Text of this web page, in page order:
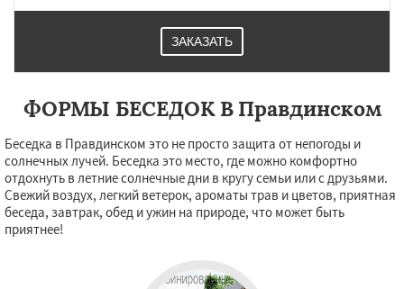
Решетниково Родники Свердловск
Томилино Тучково
Фосфоритный
ЗАКАЗАТЬ
ФОРМЫ БЕСЕДОК В Правдинском
Беседка в Правдинском это не просто защита от непогоды и
солнечных лучей. Беседка это место, где можно комфортно
отдохнуть в летние солнечные дни в кругу семьи или с друзьями.
Свежий воздух, легкий ветерок, ароматы трав и цветов, приятная
беседа, завтрак, обед и ужин на природе, что может быть
приятнее!